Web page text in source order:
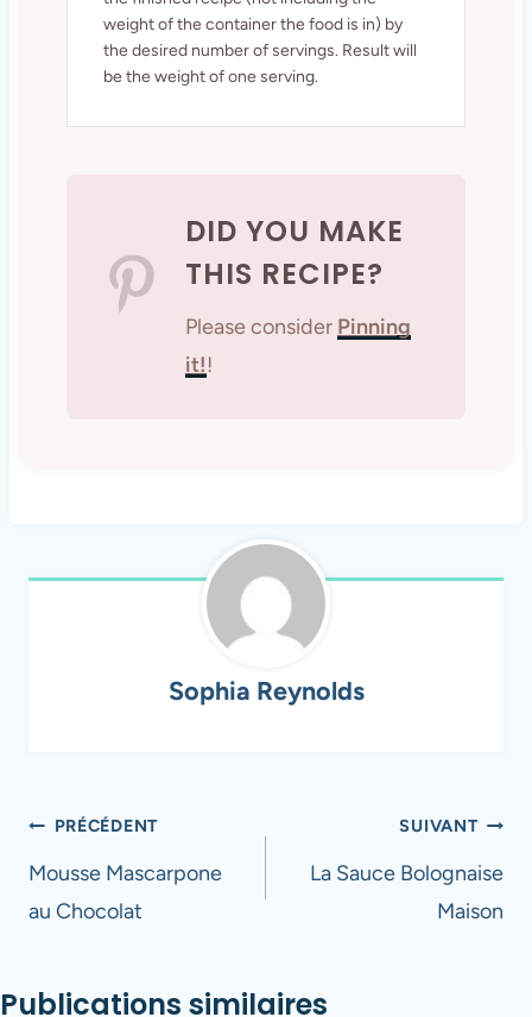
weight of the container the food is in) by
the desired number of servings. Result will
be the weight of one serving.
DID YOU MAKE
THIS RECIPE?
Please consider Pinning
it!!
Sophia Reynolds
Navigation
de
l’article
PRÉCÉDENT
Mousse Mascarpone
au Chocolat
SUIVANT
La Sauce Bolognaise
Maison
Publications similaires